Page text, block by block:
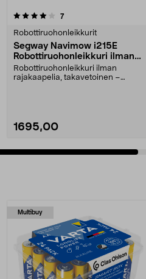
7arvostelut
Robottiruohonleikkurit
Segway Navimow i215E
Robottiruohonleikkuri ilman
rajakaapelia, 1500 m²
Robottiruohonleikkuri ilman
rajakaapelia, takavetoinen –
1695,00
4.5 viidestä
Multibuy